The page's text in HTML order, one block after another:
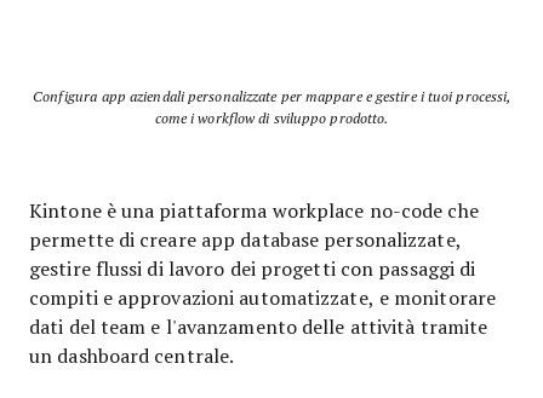
Configura app aziendali personalizzate per mappare e gestire i tuoi processi,
come i workflow di sviluppo prodotto.
Kintone è una piattaforma workplace no-code che
permette di creare app database personalizzate,
gestire flussi di lavoro dei progetti con passaggi di
compiti e approvazioni automatizzate, e monitorare
dati del team e l'avanzamento delle attività tramite
un dashboard centrale.